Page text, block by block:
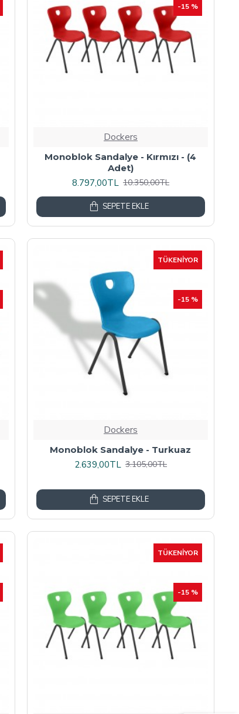
-15 %
Dockers
Monoblok Sandalye - Kırmızı - (4
Adet)
8.797,00TL 10.350,00TL
SEPETE EKLE
TÜKENIYOR
-15 %
Dockers
Monoblok Sandalye - Turkuaz
2.639,00TL 3.105,00TL
SEPETE EKLE
TÜKENIYOR
-15 %